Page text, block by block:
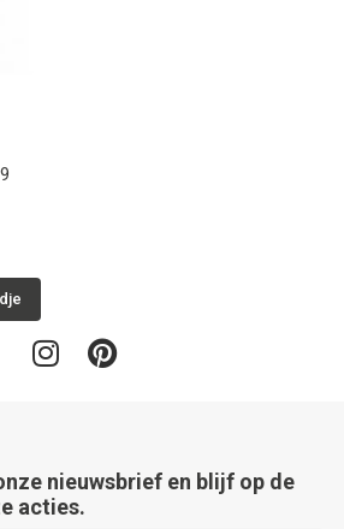
nieuwsbrief en blijf op de
acties.